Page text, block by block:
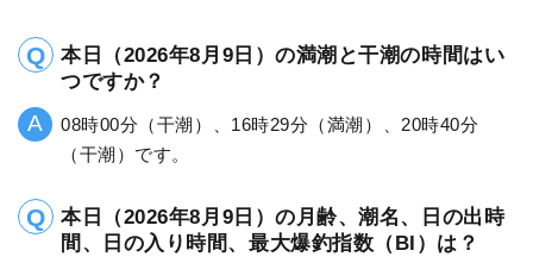
本日（2026年8月9日）の満潮と干潮の時間はい
つですか？
08時00分（干潮）、16時29分（満潮）、20時40分
（干潮）です。
本日（2026年8月9日）の月齢、潮名、日の出時
間、日の入り時間、最大爆釣指数（BI）は？